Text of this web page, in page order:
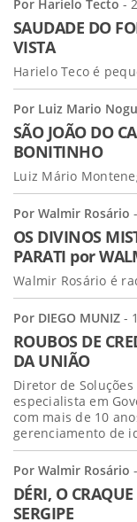
Por Harielo Tecto -
SAUDADE DO
VISTA
Harielo Teco é
Por Luiz Mario
SÃO JOÃO DO
BONITINHO
Luiz Mário
Por Walmir Rosário
OS DIVINOS
PARATI por
Walmir Rosário é
Por DIEGO MUNIZ -
ROUBOS DE
DA UNIÃO
Diretor de
especialista em
com mais de 10
gerenciamento de
Por Walmir Rosário
DÉRI, O
SERGIPE